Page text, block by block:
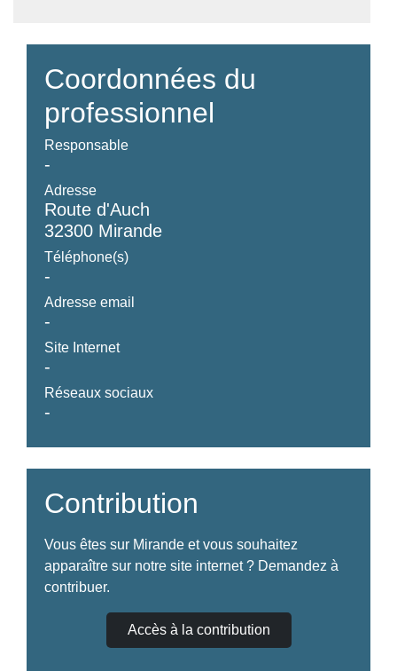
Coordonnées du
professionnel
Responsable
-
Adresse
Route d'Auch
32300 Mirande
Téléphone(s)
-
Adresse email
-
Site Internet
-
Réseaux sociaux
-
Contribution
Vous êtes sur Mirande et vous souhaitez
apparaître sur notre site internet ? Demandez à
contribuer.
Accès à la contribution